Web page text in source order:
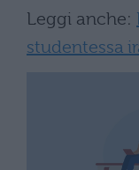
Leggi anche:
studentessa